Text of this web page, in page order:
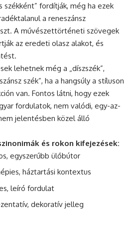
székként” fordítják, még ha ezek
a reneszánsz
A művészettörténeti szövegek
az eredeti olasz alakot, és
lehetnek még a „díszszék”,
szék”, ha a hangsúly a stíluson
van. Fontos látni, hogy ezek
fordulatok, nem valódi, egy-az-
jelentésben közel álló
és rokon kifejezések:
egyszerűbb ülőbútor
háztartási kontextus
leíró fordulat
dekoratív jelleg